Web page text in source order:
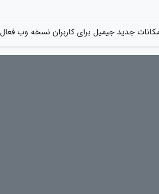
جدید جیمیل برای کاربران نسخه وب